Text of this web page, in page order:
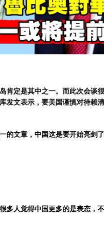
定是其中之一。而此次会谈
发文表示，要美国谨慎对待赖
的文章，中国这是要开始亮剑
多人觉得中国更多的是表态，